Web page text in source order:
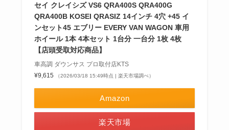
セイ クレイシズ VS6 QRA400S QRA400G
QRA400B KOSEI QRASIZ 14インチ 4穴 +45 イ
ンセット45 エブリー EVERY VAN WAGON 車用
ホイール 1本 4本セット 1台分 一台分 1枚 4枚
【店頭受取対応商品】
車高調 ダウンサス プロ取付店KTS
¥9,615
（2026/03/18 15:49時点 | 楽天市場調べ）
Amazon
楽天市場